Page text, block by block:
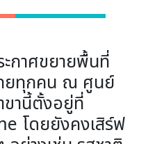
ะกาศขยายพื้นที่
ทยทุกคน ณ ศูนย์
ขานี้ตั้งอยู่ที่
โดยยังคงเสิร์ฟ